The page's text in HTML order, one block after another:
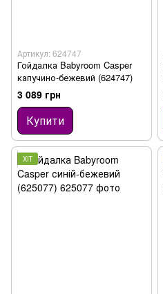
Артикул: 624747
Гойдалка Babyroom Casper
капучино-бежевий (624747)
3 089 грн
Купити
ХІТ